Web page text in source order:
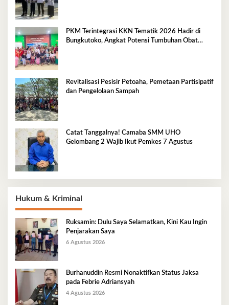
PKM Terintegrasi KKN Tematik 2026 Hadir di
Bungkutoko, Angkat Potensi Tumbuhan Obat
Revitalisasi Pesisir Petoaha, Pemetaan Partisipatif
dan Pengelolaan Sampah
Catat Tanggalnya! Camaba SMM UHO
Gelombang 2 Wajib Ikut Pemkes 7 Agustus
Hukum & Kriminal
Ruksamin: Dulu Saya Selamatkan, Kini Kau Ingin
Penjarakan Saya
6 Agustus 2026
Burhanuddin Resmi Nonaktifkan Status Jaksa
pada Febrie Adriansyah
4 Agustus 2026